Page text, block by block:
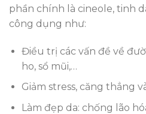
phần chính là cineole, tinh
công dụng như:
Điều trị các vấn đề về
ho, sổ mũi,…
Giảm stress, căng thẳng
Làm đẹp da: chống lão